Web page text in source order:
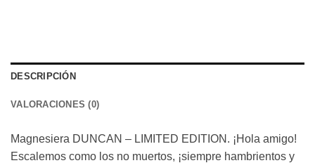
DESCRIPCIÓN
VALORACIONES (0)
Magnesiera DUNCAN – LIMITED EDITION. ¡Hola amigo!
Escalemos como los no muertos, ¡siempre hambrientos y